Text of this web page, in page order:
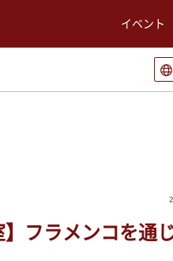
イベント
選
フラメンコを通